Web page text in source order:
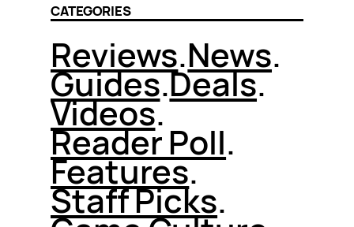
CATEGORIES
Reviews.News.
Guides.Deals.
Videos.
Reader Poll.
Features.
Staff Picks.